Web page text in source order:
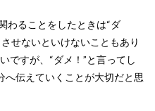
わることをしたときは“ダ
せないといけないこともあり
ですが、“ダメ！”と言ってし
へ伝えていくことが大切だと思